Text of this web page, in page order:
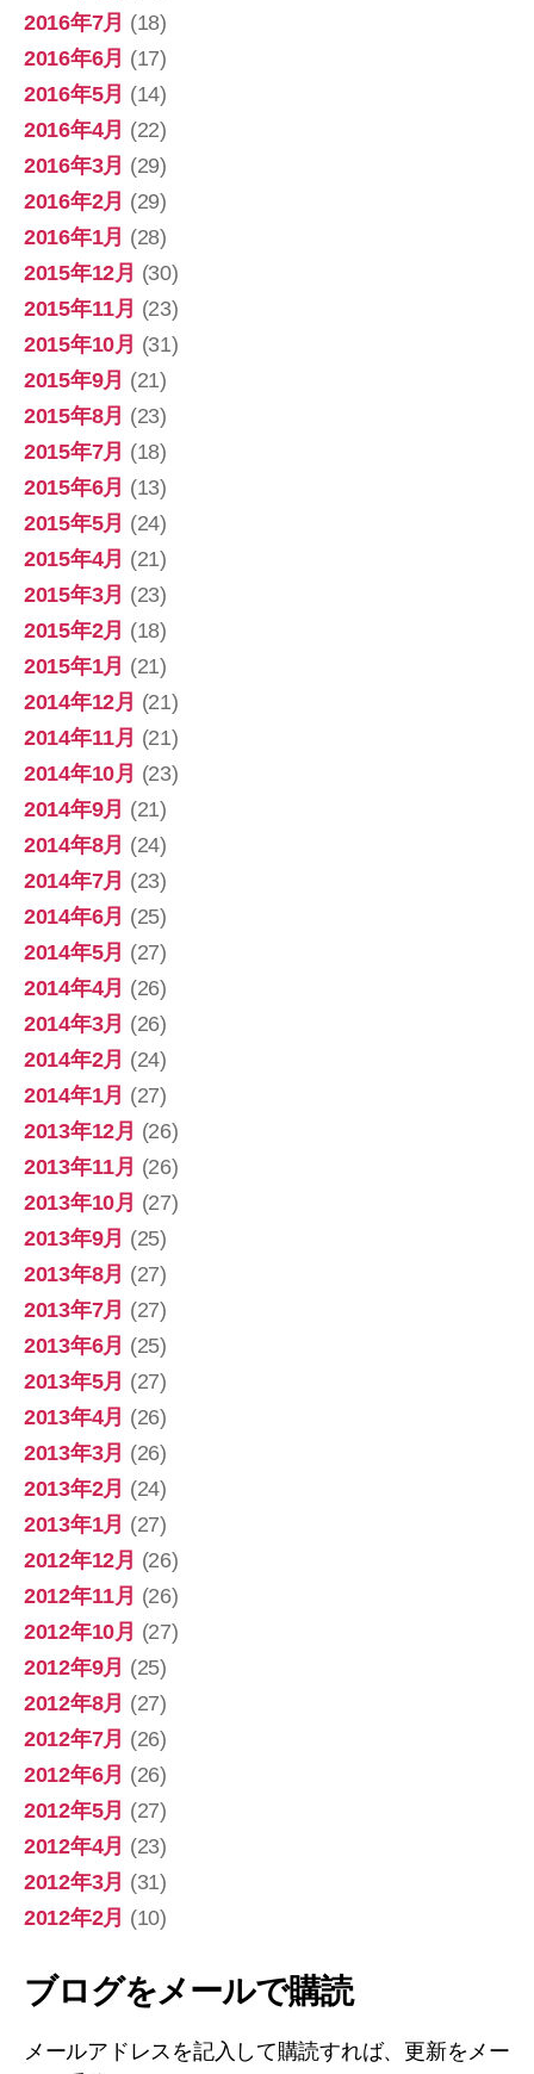
2016年7月 (18)
2016年6月 (17)
2016年5月 (14)
2016年4月 (22)
2016年3月 (29)
2016年2月 (29)
2016年1月 (28)
2015年12月 (30)
2015年11月 (23)
2015年10月 (31)
2015年9月 (21)
2015年8月 (23)
2015年7月 (18)
2015年6月 (13)
2015年5月 (24)
2015年4月 (21)
2015年3月 (23)
2015年2月 (18)
2015年1月 (21)
2014年12月 (21)
2014年11月 (21)
2014年10月 (23)
2014年9月 (21)
2014年8月 (24)
2014年7月 (23)
2014年6月 (25)
2014年5月 (27)
2014年4月 (26)
2014年3月 (26)
2014年2月 (24)
2014年1月 (27)
2013年12月 (26)
2013年11月 (26)
2013年10月 (27)
2013年9月 (25)
2013年8月 (27)
2013年7月 (27)
2013年6月 (25)
2013年5月 (27)
2013年4月 (26)
2013年3月 (26)
2013年2月 (24)
2013年1月 (27)
2012年12月 (26)
2012年11月 (26)
2012年10月 (27)
2012年9月 (25)
2012年8月 (27)
2012年7月 (26)
2012年6月 (26)
2012年5月 (27)
2012年4月 (23)
2012年3月 (31)
2012年2月 (10)
ブログをメールで購読
メールアドレスを記入して購読すれば、更新をメー